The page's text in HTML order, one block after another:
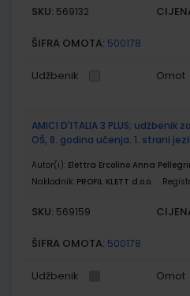
SKU: 569132
ŠIFRA OMOTA: 500178
Udžbenik Omot
AMICI D'ITALIA 3 PLUS; udžbenik
OŠ, 8. godina učenja. 1. strani
Autor(i): Elettra Ercolino Anna
Nakladnik: PROFIL KLETT d.o.o.
SKU: 569159
ŠIFRA OMOTA: 500178
Udžbenik Omot